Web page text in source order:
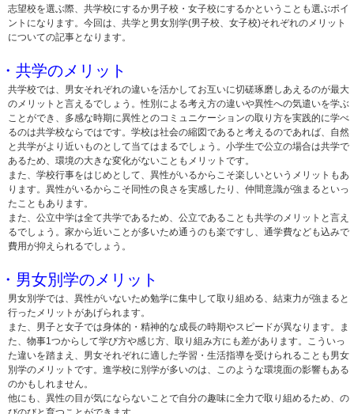
志望校を選ぶ際、共学校にするか男子校・女子校にするかということも選ぶポイ
ントになります。今回は、共学と男女別学(男子校、女子校)それぞれのメリット
についての記事となります。
・共学のメリット
共学校では、男女それぞれの違いを活かしてお互いに切磋琢磨しあえるのが最大
のメリットと言えるでしょう。性別による考え方の違いや異性への気遣いを学ぶ
ことができ、多感な時期に異性とのコミュニケーションの取り方を実践的に学べ
るのは共学校ならではです。学校は社会の縮図であると考えるのであれば、自然
と共学がより近いものとして当てはまるでしょう。小学生で公立の場合は共学で
あるため、環境の大きな変化がないこともメリットです。
また、学校行事をはじめとして、異性がいるからこそ楽しいというメリットもあ
ります。異性がいるからこそ同性の良さを実感したり、仲間意識が強まるといっ
たこともあります。
また、公立中学は全て共学であるため、公立であることも共学のメリットと言え
るでしょう。家から近いことが多いため通うのも楽ですし、通学費なども込みで
費用が抑えられるでしょう。
・男女別学のメリット
男女別学では、異性がいないため勉学に集中して取り組める、結束力が強まると
行ったメリットがあげられます。
また、男子と女子では身体的・精神的な成長の時期やスピードが異なります。ま
た、物事1つからして学び方や感じ方、取り組み方にも差があります。こういっ
た違いを踏まえ、男女それぞれに適した学習・生活指導を受けられることも男女
別学のメリットです。進学校に別学が多いのは、このような環境面の影響もある
のかもしれません。
他にも、異性の目が気にならないことで自分の趣味に全力で取り組めるため、の